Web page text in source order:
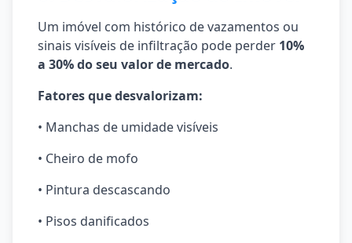
Um imóvel com histórico de vazamentos ou
sinais visíveis de infiltração pode perder 10%
a 30% do seu valor de mercado.
Fatores que desvalorizam:
• Manchas de umidade visíveis
• Cheiro de mofo
• Pintura descascando
• Pisos danificados